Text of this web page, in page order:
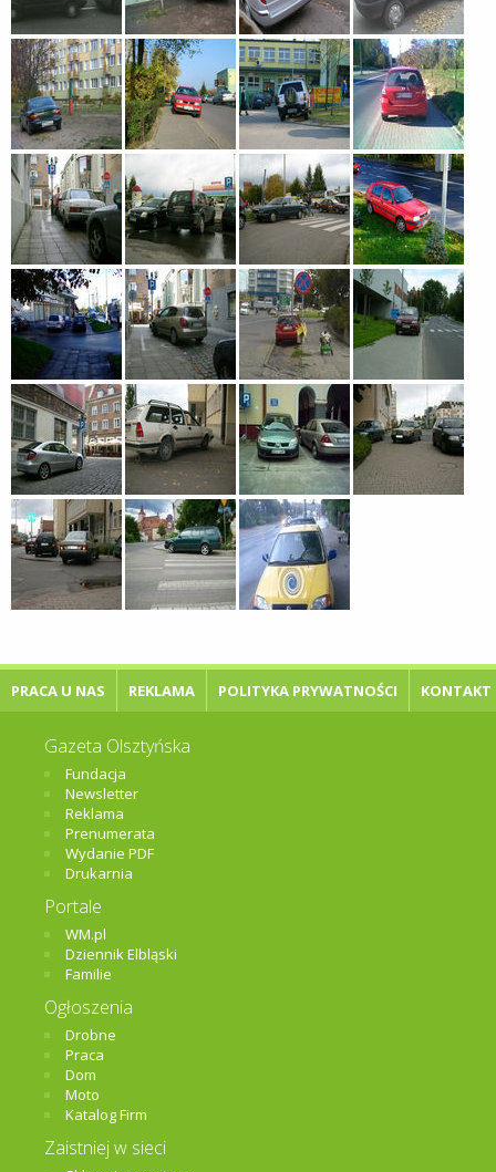
PRACA U NAS REKLAMA POLITYKA PRYWATNOŚCI KONTAKT
Gazeta Olsztyńska
Fundacja
Newsletter
Reklama
Prenumerata
Wydanie PDF
Drukarnia
Portale
WM.pl
Dziennik Elbląski
Familie
Ogłoszenia
Drobne
Praca
Dom
Moto
Katalog Firm
Zaistniej w sieci